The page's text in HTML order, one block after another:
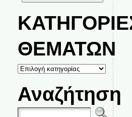
ΘΕΜΑΤΩΝ
ΚΑΤΗΓΟΡΙΕΣ
ΘΕΜΑΤΩΝ
Αναζήτηση